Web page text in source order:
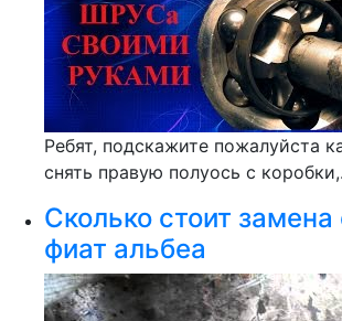
Ребят, подскажите пожалуйста
снять правую полуось с
Сколько стоит
фиат альбеа